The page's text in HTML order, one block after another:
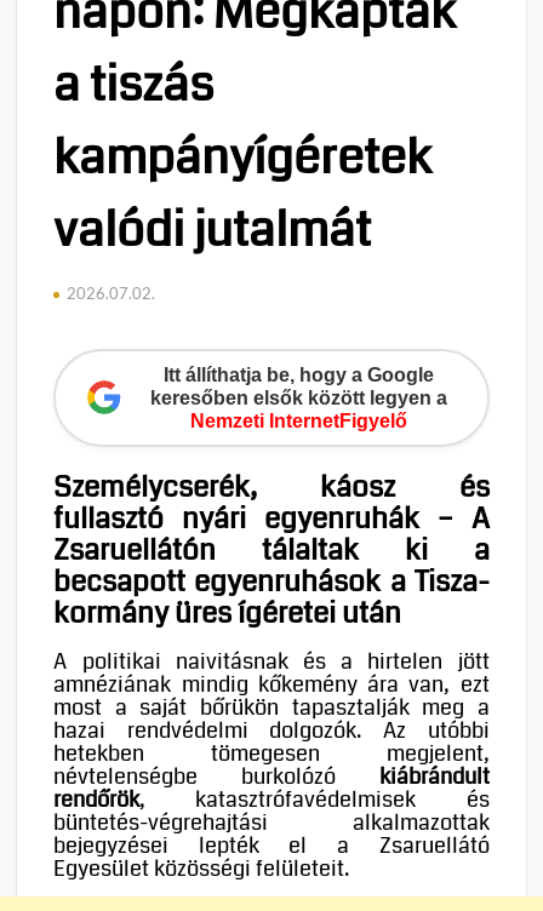
a tiszás
kampányígéretek
valódi jutalmát
2026.07.02.
Itt állíthatja be, hogy a Google
keresőben elsők között legyen a
Nemzeti InternetFigyelő
Személycserék, káosz és
fullasztó nyári egyenruhák – A
Zsaruellátón tálaltak ki a
becsapott egyenruhások a Tisza-
kormány üres ígéretei után
A politikai naivitásnak és a hirtelen jött
amnéziának mindig kőkemény ára van, ezt
most a saját bőrükön tapasztalják meg a
hazai rendvédelmi dolgozók. Az utóbbi
hetekben tömegesen megjelent,
névtelenségbe burkolózó kiábrándult
rendőrök, katasztrófavédelmisek és
büntetés-végrehajtási alkalmazottak
bejegyzései lepték el a Zsaruellátó
Egyesület közösségi felületeit.